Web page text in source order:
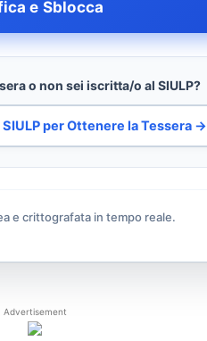
e Sblocca
o non sei iscritta/o al SIULP?
per Ottenere la Tessera →
e crittografata in tempo reale.
Advertisement